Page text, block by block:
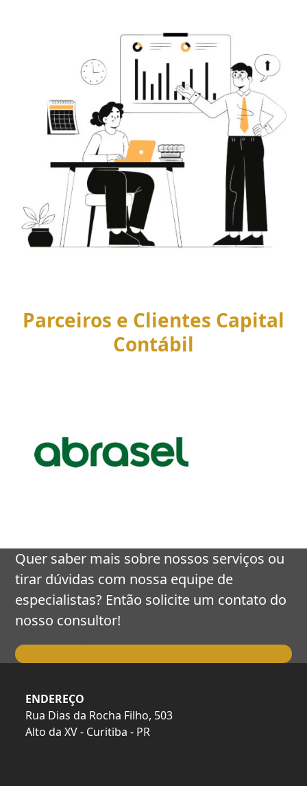
Parceiros e Clientes Capital
Contábil
right
carousel
navigation
buttons
Quer saber mais sobre nossos serviços ou
tirar dúvidas com nossa equipe de
especialistas? Então solicite um contato do
nosso consultor!
ENDEREÇO
Rua Dias da Rocha Filho, 503
Alto da XV - Curitiba - PR